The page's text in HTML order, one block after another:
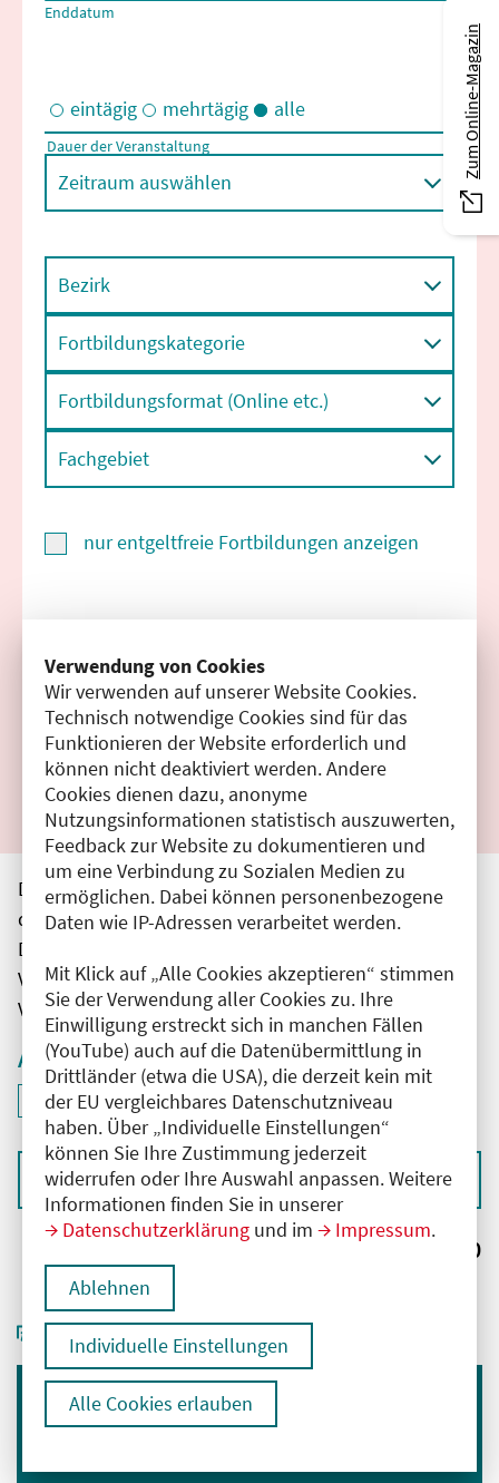
Verwendung von Cookies
Wir verwenden auf unserer Website Cookies.
Technisch notwendige Cookies sind für das
Funktionieren der Website erforderlich und
können nicht deaktiviert werden. Andere
Cookies dienen dazu, anonyme
Nutzungsinformationen statistisch auszuwerten,
Feedback zur Website zu dokumentieren und
um eine Verbindung zu Sozialen Medien zu
ermöglichen. Dabei können personenbezogene
Daten wie IP-Adressen verarbeitet werden.
Mit Klick auf „Alle Cookies akzeptieren“ stimmen
Sie der Verwendung aller Cookies zu. Ihre
Einwilligung erstreckt sich in manchen Fällen
(YouTube) auch auf die Datenübermittlung in
Drittländer (etwa die USA), die derzeit kein mit
der EU vergleichbares Datenschutzniveau
haben. Über „Individuelle Einstellungen“
können Sie Ihre Zustimmung jederzeit
widerrufen oder Ihre Auswahl anpassen. Weitere
Informationen finden Sie in unserer
Datenschutzerklärung und im Impressum.
Ablehnen
Individuelle Einstellungen
Alle Cookies erlauben
Enddatum
Eintägige und/oder mehrtägige Veranstaltungen
eintägig mehrtägig alle
Dauer der Veranstaltung
Zeitraum auswählen
Bezirk
Fortbildungskategorie
Fortbildungsformat (Online etc.)
Fachgebiet
nur entgeltfreie Fortbildungen anzeigen
Filter zurücksetzen
Ergebnisse drucken
Die hier aufgeführten Veranstaltungen entsprechen
den unmittelbar vom Veranstalter getätigten Angaben.
Die Ärztekammer Berlin übernimmt keine
Verantwortung für den Inhalt, die Haftung obliegt dem
Veranstalter.
Aktive Filter
Filter
ID: ANT-2503535
deaktivieren und Suchergebnisse neu laden
Sortieren nach
Ergebnisse: 0
Immer informiert bleiben
Zum Online-Magazin